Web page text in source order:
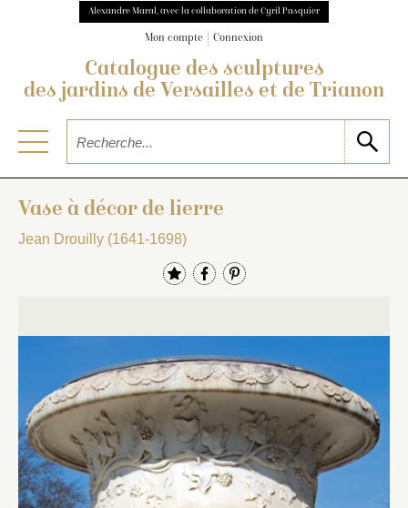
Alexandre Maral, avec la collaboration de Cyril Pasquier
Mon compte Connexion
Catalogue des sculptures
des jardins de Versailles et de Trianon
Vase à décor de lierre
Jean Drouilly (1641-1698)